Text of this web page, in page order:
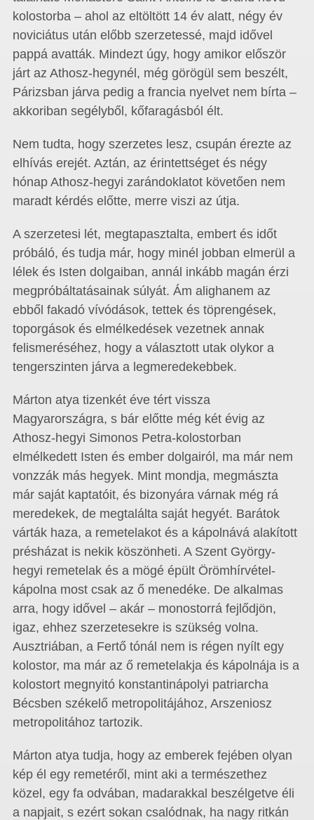
kolostorba – ahol az eltöltött 14 év alatt, négy év
noviciátus után előbb szerzetessé, majd idővel
pappá avatták. Mindezt úgy, hogy amikor először
járt az Athosz-hegynél, még görögül sem beszélt,
Párizsban járva pedig a francia nyelvet nem bírta –
akkoriban segélyből, kőfaragásból élt.
Nem tudta, hogy szerzetes lesz, csupán érezte az
elhívás erejét. Aztán, az érintettséget és négy
hónap Athosz-hegyi zarándoklatot követően nem
maradt kérdés előtte, merre viszi az útja.
A szerzetesi lét, megtapasztalta, embert és időt
próbáló, és tudja már, hogy minél jobban elmerül a
lélek és Isten dolgaiban, annál inkább magán érzi
megpróbáltatásainak súlyát. Ám alighanem az
ebből fakadó vívódások, tettek és töprengések,
toporgások és elmélkedések vezetnek annak
felismeréséhez, hogy a választott utak olykor a
tengerszinten járva a legmeredekebbek.
Márton atya tizenkét éve tért vissza
Magyarországra, s bár előtte még két évig az
Athosz-hegyi Simonos Petra-kolostorban
elmélkedett Isten és ember dolgairól, ma már nem
vonzzák más hegyek. Mint mondja, megmászta
már saját kaptatóit, és bizonyára várnak még rá
meredekek, de megtalálta saját hegyét. Barátok
várták haza, a remetelakot és a kápolnává alakított
présházat is nekik köszönheti. A Szent György-
hegyi remetelak és a mögé épült Örömhírvétel-
kápolna most csak az ő menedéke. De alkalmas
arra, hogy idővel – akár – monostorrá fejlődjön,
igaz, ehhez szerzetesekre is szükség volna.
Ausztriában, a Fertő tónál nem is régen nyílt egy
kolostor, ma már az ő remetelakja és kápolnája is a
kolostort megnyitó konstantinápolyi patriarcha
Bécsben székelő metropolitájához, Arszeniosz
metropolitához tartozik.
Márton atya tudja, hogy az emberek fejében olyan
kép él egy remetéről, mint aki a természethez
közel, egy fa odvában, madarakkal beszélgetve éli
a napjait, s ezért sokan csalódnak, ha nagy ritkán